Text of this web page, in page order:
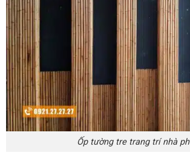
Ốp tường tre trang trí nhà